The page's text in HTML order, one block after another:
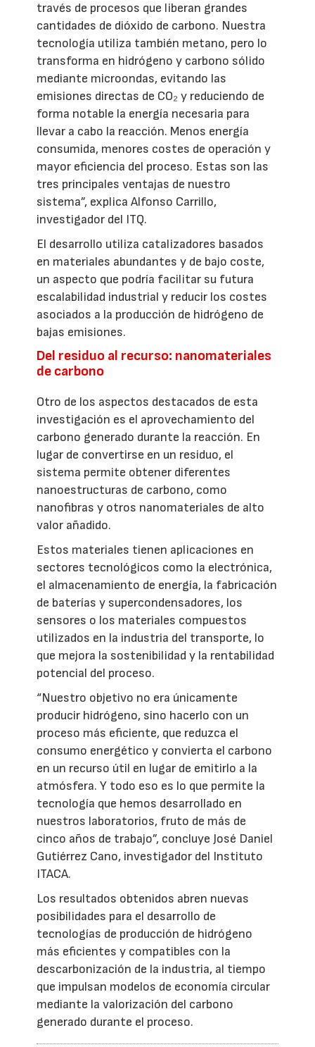
través de procesos que liberan grandes
cantidades de dióxido de carbono. Nuestra
tecnología utiliza también metano, pero lo
transforma en hidrógeno y carbono sólido
mediante microondas, evitando las
emisiones directas de CO₂ y reduciendo de
forma notable la energía necesaria para
llevar a cabo la reacción. Menos energía
consumida, menores costes de operación y
mayor eficiencia del proceso. Estas son las
tres principales ventajas de nuestro
sistema”, explica Alfonso Carrillo,
investigador del ITQ.
El desarrollo utiliza catalizadores basados
en materiales abundantes y de bajo coste,
un aspecto que podría facilitar su futura
escalabilidad industrial y reducir los costes
asociados a la producción de hidrógeno de
bajas emisiones.
Del residuo al recurso: nanomateriales
de carbono
Otro de los aspectos destacados de esta
investigación es el aprovechamiento del
carbono generado durante la reacción. En
lugar de convertirse en un residuo, el
sistema permite obtener diferentes
nanoestructuras de carbono, como
nanofibras y otros nanomateriales de alto
valor añadido.
Estos materiales tienen aplicaciones en
sectores tecnológicos como la electrónica,
el almacenamiento de energía, la fabricación
de baterías y supercondensadores, los
sensores o los materiales compuestos
utilizados en la industria del transporte, lo
que mejora la sostenibilidad y la rentabilidad
potencial del proceso.
“Nuestro objetivo no era únicamente
producir hidrógeno, sino hacerlo con un
proceso más eficiente, que reduzca el
consumo energético y convierta el carbono
en un recurso útil en lugar de emitirlo a la
atmósfera. Y todo eso es lo que permite la
tecnología que hemos desarrollado en
nuestros laboratorios, fruto de más de
cinco años de trabajo”, concluye José Daniel
Gutiérrez Cano, investigador del Instituto
ITACA.
Los resultados obtenidos abren nuevas
posibilidades para el desarrollo de
tecnologías de producción de hidrógeno
más eficientes y compatibles con la
descarbonización de la industria, al tiempo
que impulsan modelos de economía circular
mediante la valorización del carbono
generado durante el proceso.